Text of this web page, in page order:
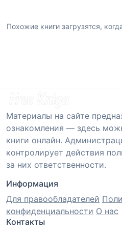
Похожие книги загрузятся,
Материалы на сайте
ознакомления — здесь
книги онлайн.
контролирует действия
за них ответственности.
Информация
Для правообладателей
конфиденциальности О нас
Контакты